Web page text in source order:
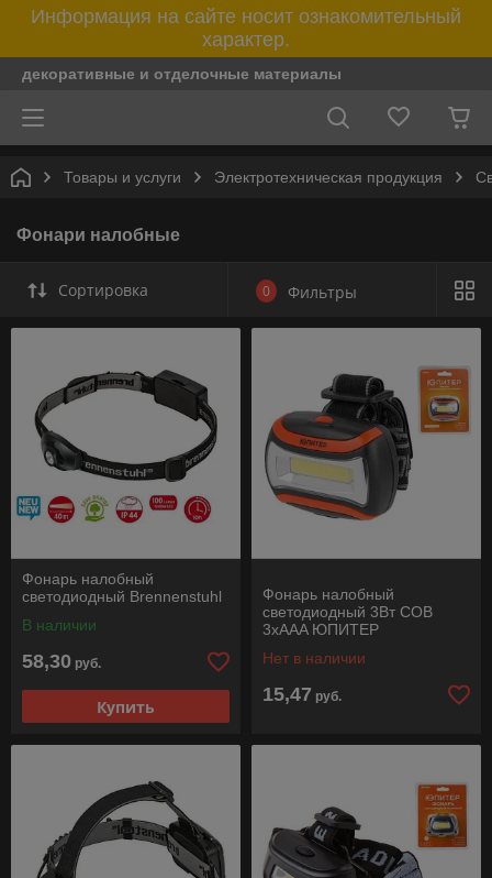
Информация на сайте носит ознакомительный
характер.
декоративные и отделочные материалы
Товары и услуги Электротехническая продукция
Фонари налобные
Сортировка 0 Фильтры
Фонарь налобный
светодиодный Brennenstuhl
В наличии
58,30 руб.
Купить
Фонарь налобный
светодиодный 3Вт COB
3хAAA ЮПИТЕР
Нет в наличии
15,47 руб.